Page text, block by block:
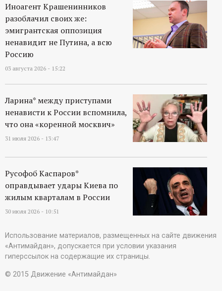
Иноагент Крашенинников
разоблачил своих же:
эмигрантская оппозиция
ненавидит не Путина, а всю
Россию
03 августа 2026 - 15:22
Ларина* между приступами
ненависти к России вспомнила,
что она «коренной москвич»
31 июля 2026 - 13:47
Русофоб Каспаров*
оправдывает удары Киева по
жилым кварталам в России
30 июля 2026 - 10:51
Использование материалов, размещенных на сайте движения
«Антимайдан», допускается при условии указания
гиперссылок на содержащие их страницы.
© 2015 Движение «Антимайдан»